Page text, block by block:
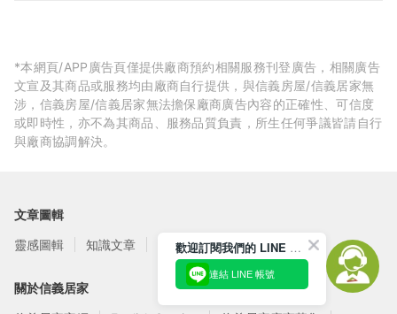
*本網頁/APP廣告頁僅提供廠商預約相關服務刊登廣告，相關廣告
文宣及其商品或服務均由廠商自行提供，與信義房屋/信義居家無
涉，信義房屋/信義居家無法擔保廠商廣告內容的正確性、可信度
或即時性，亦不為其商品、服務品質負責，所生任何爭議皆請自行
與廠商協調解決。
文章圖輯
靈感圖輯
知識文章 訂閱電子報
關於信義居家
歡迎訂閱我們的 LINE 官方帳號
連結 LINE 帳號